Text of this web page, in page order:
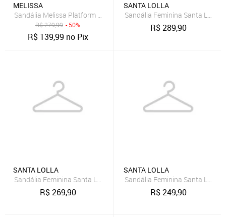
MELISSA
Sandália Melissa Platform Thong Ad Caramelo
R$279,99 - 50%
R$ 139,99 no Pix
SANTA LOLLA
Sandália Feminina Santa Lolla
R$289,90
SANTA LOLLA
Sandália Feminina Santa Lolla Couro Salto Fino Bronze
R$269,90
SANTA LOLLA
Sandália Feminina Santa Lolla
R$249,90